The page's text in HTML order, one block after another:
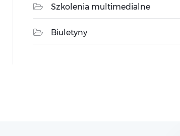
Szkolenia multimedialne
Biuletyny